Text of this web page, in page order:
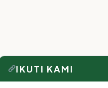
IKUTI KAMI